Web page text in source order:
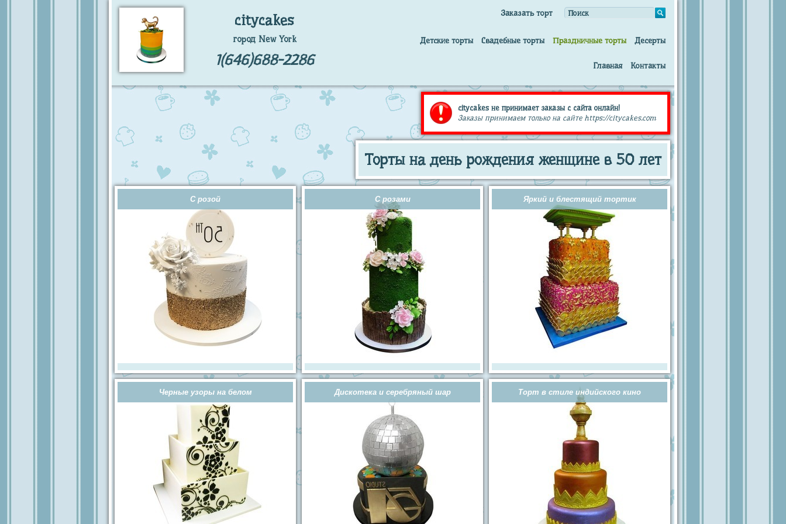
citycakes
город New York
1(646)688-2286
Заказать торт
Детские торты Свадебные торты Праздничные торты Десерты
Главная Контакты
citycakes не принимает заказы с сайта онлайн!
Заказы принимаем только на сайте https://citycakes.com
Торты на день рождения женщине в 50 лет
С розой С розами Яркий и блестящий тортик
Черные узоры на белом Дискотека и серебряный шар Торт в стиле индийского кино